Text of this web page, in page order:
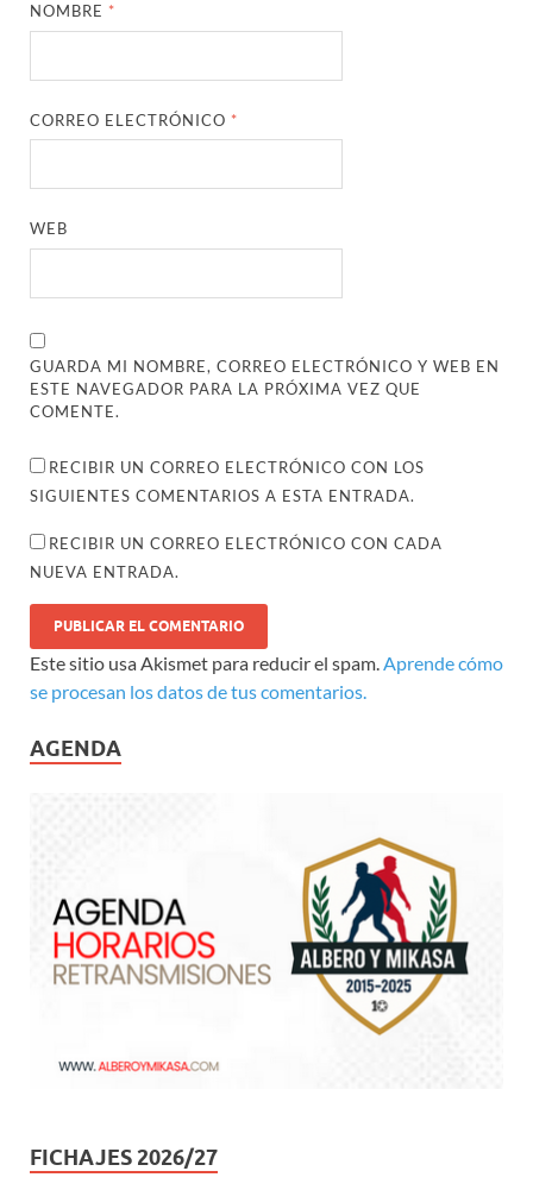
NOMBRE *
CORREO ELECTRÓNICO *
WEB
GUARDA MI NOMBRE, CORREO ELECTRÓNICO Y WEB EN
ESTE NAVEGADOR PARA LA PRÓXIMA VEZ QUE
COMENTE.
RECIBIR UN CORREO ELECTRÓNICO CON LOS
SIGUIENTES COMENTARIOS A ESTA ENTRADA.
RECIBIR UN CORREO ELECTRÓNICO CON CADA
NUEVA ENTRADA.
Este sitio usa Akismet para reducir el spam.Aprende cómo
se procesan los datos de tus comentarios.
AGENDA
FICHAJES 2026/27